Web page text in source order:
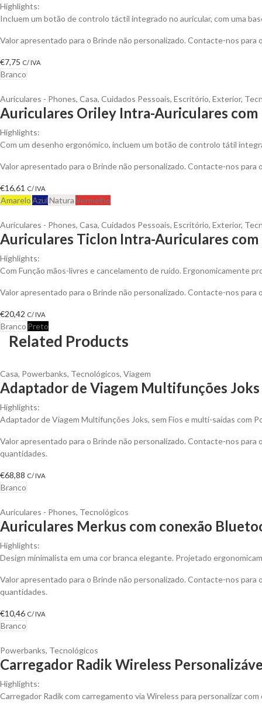
Highlights:
Incluem um botão de controlo táctil integrado no auricular, com uma
Valor apresentado para o Brinde não personalizado. Contacte-nos
€7,75 C/ IVA
Branco
Auriculares - Phones, Casa, Cuidados Pessoais, Escritório, Exterior,
Auriculares Oriley Intra-Auriculares com
Highlights:
Com um desenho ergonómico, incluem um botão de controlo tátil
Valor apresentado para o Brinde não personalizado. Contacte-nos
€16,61 C/ IVA
AmareloAzulNaturaVermelho
Auriculares - Phones, Casa, Cuidados Pessoais, Escritório, Exterior,
Auriculares Ticlon Intra-Auriculares
Highlights:
Com Função mãos-livres e cancelamento de ruído. Ergonomicamente
Valor apresentado para o Brinde não personalizado. Contacte-nos
€20,42 C/ IVA
Branco Preto
Related Products
Casa, Powerbanks, Tecnológicos, Viagem
Adaptador de Viagem Multifunções
Highlights:
Adaptador de Viagem Multifunções Joks, sem Fios e multi-saídas com
Valor apresentado para o Brinde não personalizado. Contacte-nos
quantidades.
€68,88 C/ IVA
Branco
Auriculares - Phones, Tecnológicos
Auriculares Merkus com conexão
Highlights:
Design minimalista em uma cor branca elegante. Projetado
Valor apresentado para o Brinde não personalizado. Contacte-nos
quantidades.
€10,46 C/ IVA
Branco
Powerbanks, Tecnológicos
Carregador Radik Wireless
Highlights:
Carregador Radik com carregamento via Wireless para personalizar